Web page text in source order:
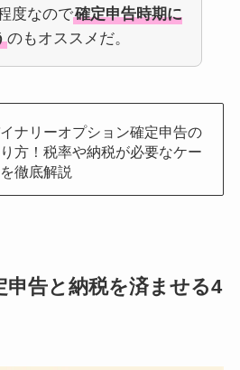
度なので確定申告時期に
のもオススメだ。
ナリーオプション確定申告の
方！税率や納税が必要なケー
徹底解説
告と納税を済ませる4